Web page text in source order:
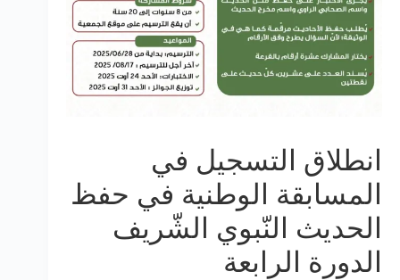
انطلاق التسجيل في
المسابقة الوطنية في حفظ
الحديث النّبوي الشّريف
الدورة الرابعة